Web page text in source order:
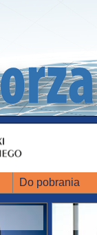
Do pobrania